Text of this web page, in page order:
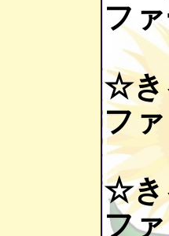
フ
☆き
フ
☆き
フ